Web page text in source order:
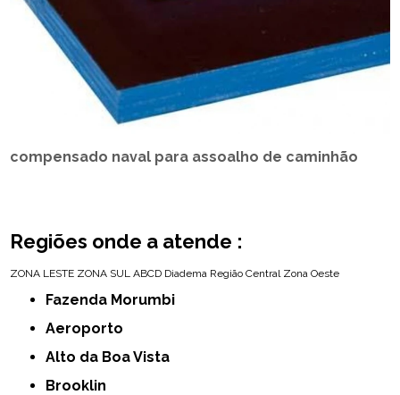
compensado naval para assoalho de caminhão
Regiões onde a atende :
ZONA LESTE ZONA SUL ABCD Diadema Região Central Zona Oeste
Fazenda Morumbi
Aeroporto
Alto da Boa Vista
Brooklin